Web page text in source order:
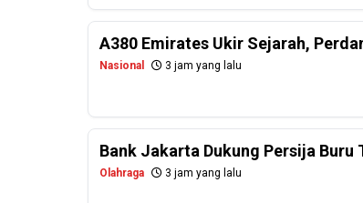
A380 Emirates Ukir Sejarah,
Nasional 3 jam yang lalu
Bank Jakarta Dukung Persija
Olahraga 3 jam yang lalu